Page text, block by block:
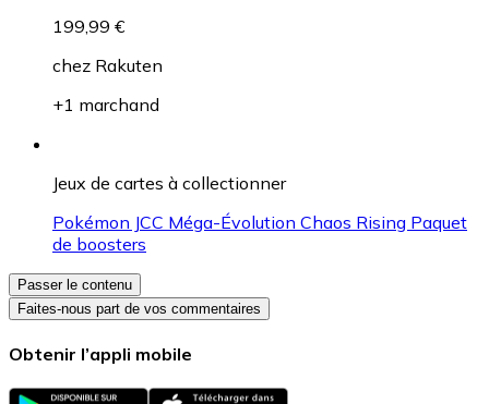
199,99 €
chez Rakuten
+1 marchand
Jeux de cartes à collectionner
Pokémon JCC Méga-Évolution Chaos Rising Paquet
de boosters
Passer le contenu
Faites-nous part de vos commentaires
Obtenir l’appli mobile